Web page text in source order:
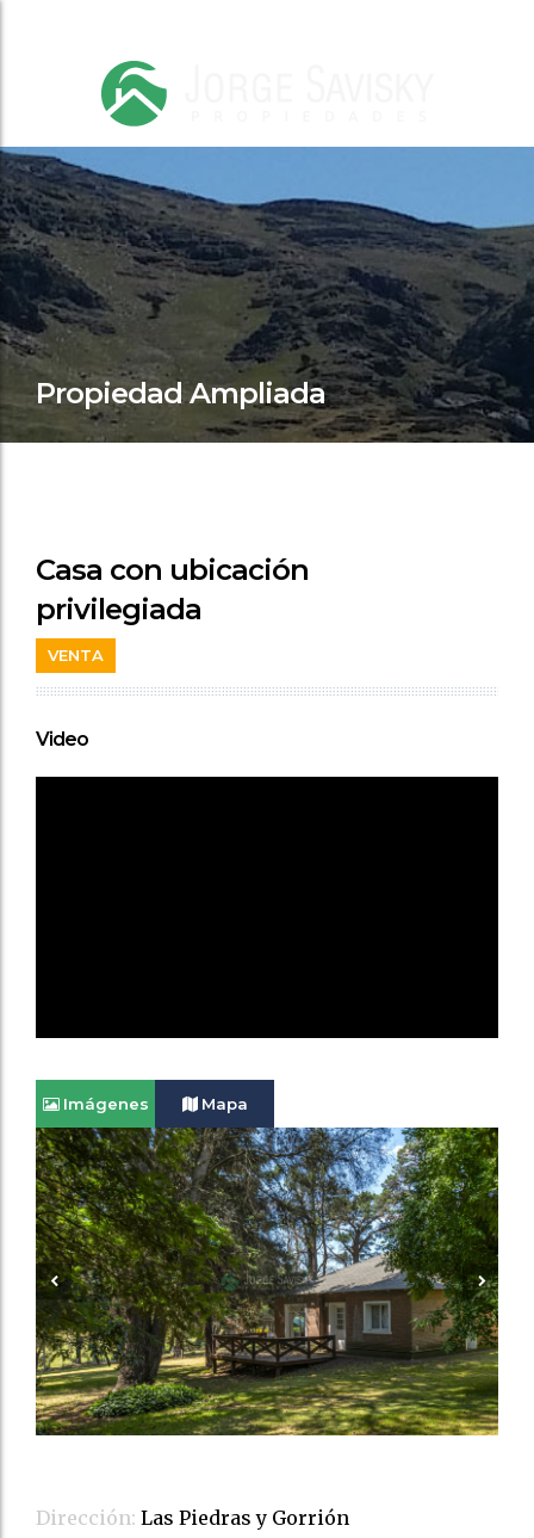
Propiedad Ampliada
Casa con ubicación
privilegiada
VENTA
Imágenes Mapa
Dirección: Las Piedras y Gorrión
Video